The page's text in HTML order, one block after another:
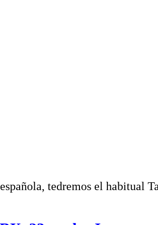
tedremos el habitual